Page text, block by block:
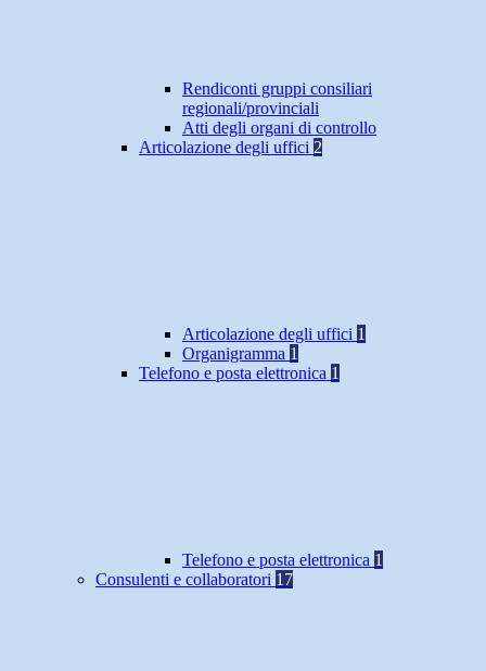
Rendiconti gruppi consiliari
regionali/provinciali
Atti degli organi di controllo
Articolazione degli uffici 2
Articolazione degli uffici 1
Organigramma 1
Telefono e posta elettronica 1
Telefono e posta elettronica 1
Consulenti e collaboratori 17